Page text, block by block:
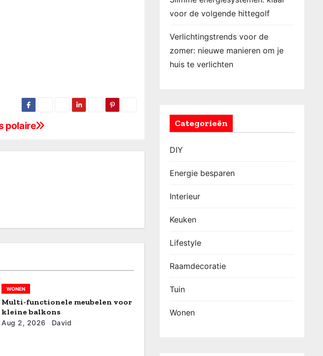
polaire
WONEN
Multi-functionele meubelen voor
kleine balkons
Aug 2, 2026 David
voor de volgende hittegolf
Verlichtingstrends voor de
zomer: nieuwe manieren om je
huis te verlichten
Categorieën
DIY
Energie besparen
Interieur
Keuken
Lifestyle
Raamdecoratie
Tuin
Wonen